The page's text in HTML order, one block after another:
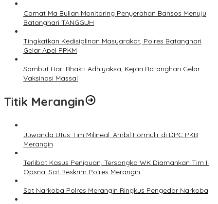
Camat Ma Bulian Monitoring Penyerahan Bansos Menuju
Batanghari TANGGUH
Tingkatkan Kedisiplinan Masyarakat, Polres Batanghari
Gelar Apel PPKM
Sambut Hari Bhakti Adhiyaksa, Kejari Batanghari Gelar
Vaksinasi Massal
Titik Merangin
Juwanda Utus Tim Milineal, Ambil Formulir di DPC PKB
Merangin
Terlibat Kasus Penipuan, Tersangka WK Diamankan Tim II
Opsnal Sat Reskrim Polres Merangin
Sat Narkoba Polres Merangin Ringkus Pengedar Narkoba